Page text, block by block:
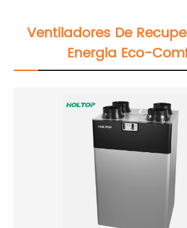
Ventiladores De
Energia Eco-